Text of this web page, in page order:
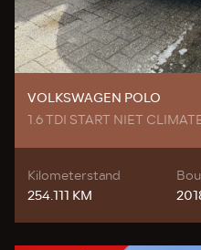
VOLKSWAGEN POLO
1.6 TDI START NIET
Kilometerstand
254.111 KM